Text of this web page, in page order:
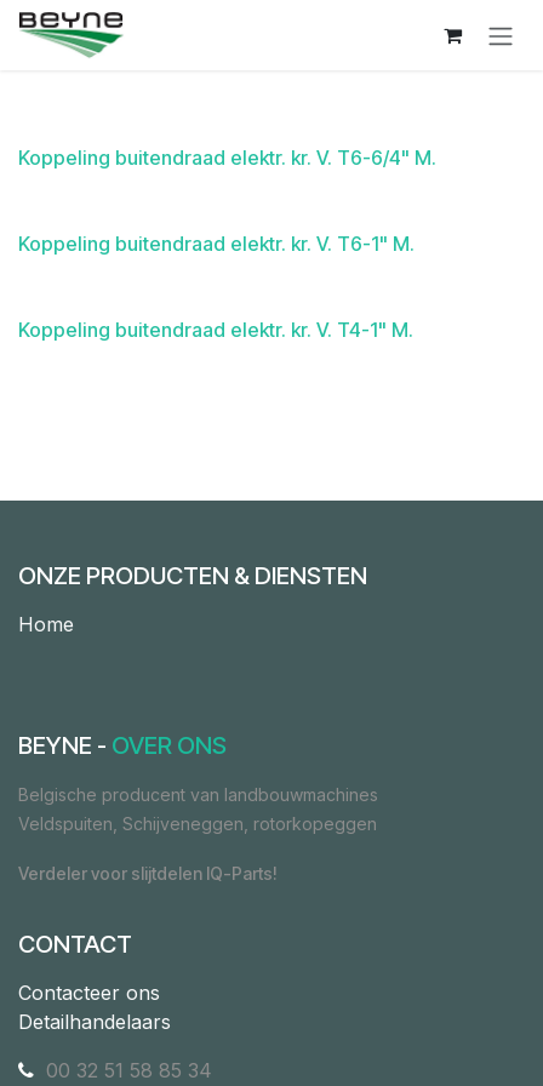
Overslaan naar inhoud
Koppeling buitendraad elektr. kr. V. T6-6/4" M.
Koppeling buitendraad elektr. kr. V. T6-1" M.
Koppeling buitendraad elektr. kr. V. T4-1" M.
ONZE PRODUCTEN & DIENSTEN
Home
BEYNE - OVER ONS
Belgische producent van landbouwmachines
Veldspuiten, Schijveneggen, rotorkopeggen
Verdeler voor slijtdelen IQ-Parts!
CONTACT
Contacteer ons
Detailhandelaars
00 32 51 58 85 34